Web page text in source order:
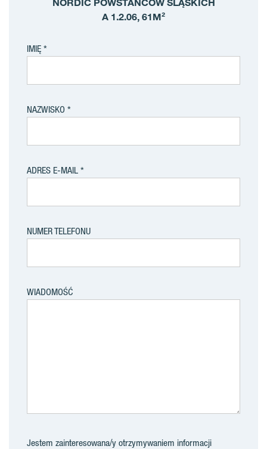
NORDIC POWSTAŃCÓW ŚLĄSKICH
A 1.2.06, 61M²
IMIĘ
NAZWISKO
ADRES E-MAIL
NUMER TELEFONU
WIADOMOŚĆ
Jestem zainteresowana/y otrzymywaniem informacji